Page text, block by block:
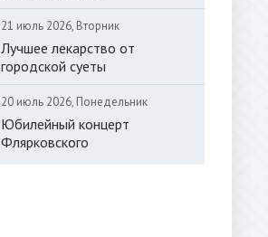
21 июль 2026, Вторник
Лучшее лекарство от
городской суеты
20 июль 2026, Понедельник
Юбилейный концерт
Флярковского